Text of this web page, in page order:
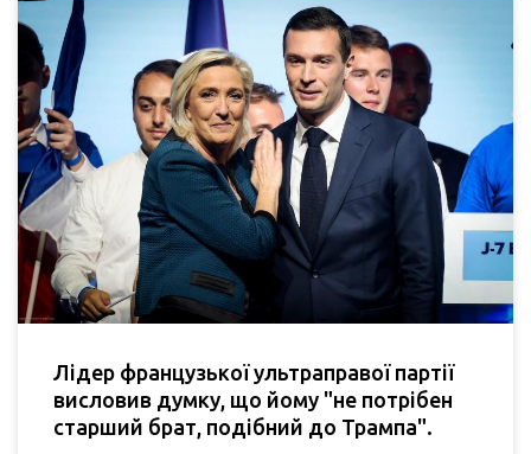
Лідер французької ультраправої партії
висловив думку, що йому "не потрібен
старший брат, подібний до Трампа".